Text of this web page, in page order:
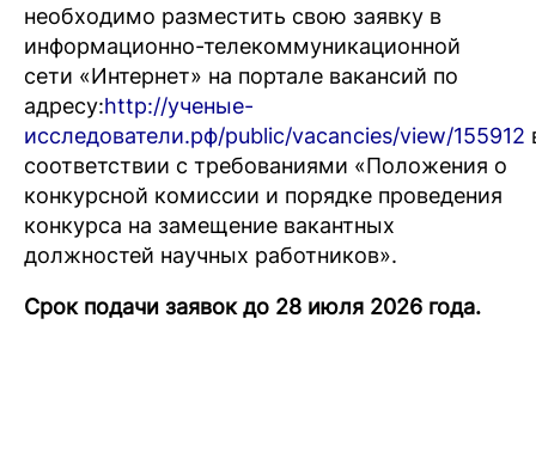
необходимо разместить свою заявку в
информационно-телекоммуникационной
сети «Интернет» на портале вакансий по
адресу:http://ученые-
исследователи.рф/public/vacancies/view/155912
соответствии с требованиями «Положения о
конкурсной комиссии и порядке проведения
конкурса на замещение вакантных
должностей научных работников».
Срок подачи заявок до 28 июля 2026 года.